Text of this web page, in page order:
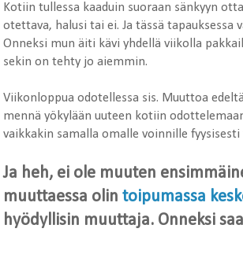
Kotiin tullessa kaaduin suoraan sänkyyn
otettava, halusi tai ei. Ja tässä
Onneksi mun äiti kävi yhdellä viikolla
sekin on tehty jo aiemmin.
Viikonloppua odotellessa sis. Muuttoa
mennä yökylään uuteen kotiin
vaikkakin samalla omalle voinnille fyysisesti
Ja heh, ei ole muuten
muuttaessa olin toipumassa
hyödyllisin muuttaja. Onneksi